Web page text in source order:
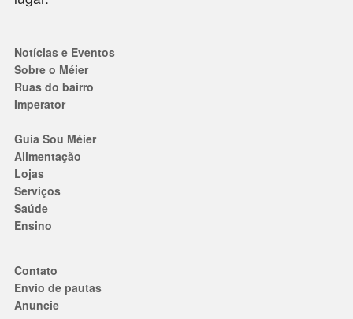
Notícias e Eventos
Sobre o Méier
Ruas do bairro
Imperator
Guia Sou Méier
Alimentação
Lojas
Serviços
Saúde
Ensino
Contato
Envio de pautas
Anuncie